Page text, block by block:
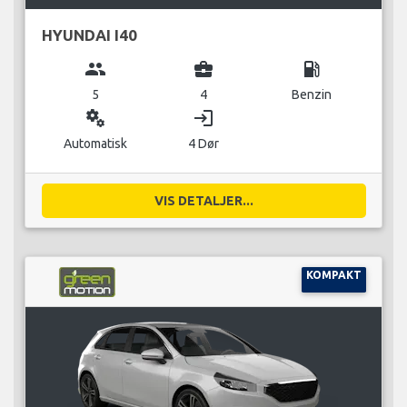
HYUNDAI I40
group
5
business_center
4
local_gas_station
Benzin
miscellaneous_services
Automatisk
login
4 Dør
VIS DETALJER...
KOMPAKT